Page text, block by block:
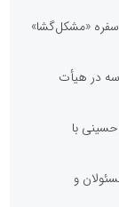
«مشکل‌گشا»
در هیأت
حسینی با
و